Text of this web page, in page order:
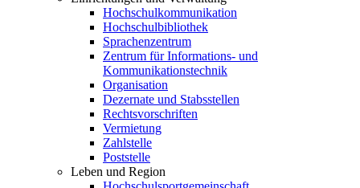
Hochschulkommunikation
Hochschulbibliothek
Sprachenzentrum
Zentrum für Informations- und
Kommunikationstechnik
Organisation
Dezernate und Stabsstellen
Rechtsvorschriften
Vermietung
Zahlstelle
Poststelle
Leben und Region